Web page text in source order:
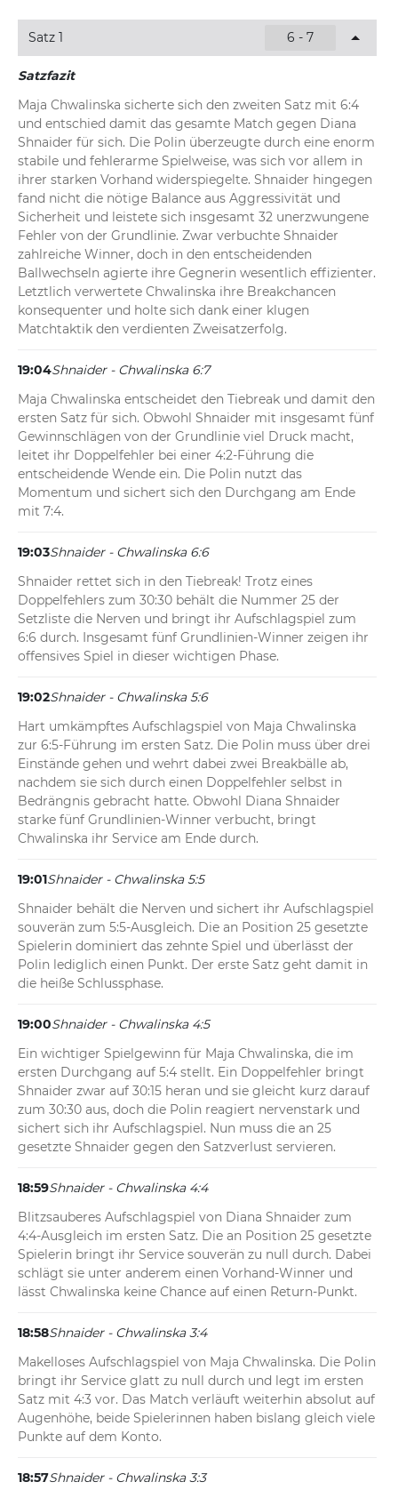
Aufschlag.
19:05Shnaider - Chwalinska 5:5
das Service ab und nutzt ihre Chance beim Stand von
15:40 souverän. Zwar hält die an Position 25 gesetzte
Aufschlägerin mit fünf Grundlinien-Winnern dagegen,
leistet sich jedoch auch drei unerzwungene
Rückhandfehler.
Satz 1 6 - 7
Satzfazit
Maja Chwalinska sicherte sich den zweiten Satz mit 6:4
und entschied damit das gesamte Match gegen Diana
Shnaider für sich. Die Polin überzeugte durch eine enorm
stabile und fehlerarme Spielweise, was sich vor allem in
ihrer starken Vorhand widerspiegelte. Shnaider hingegen
fand nicht die nötige Balance aus Aggressivität und
Sicherheit und leistete sich insgesamt 32 unerzwungene
Fehler von der Grundlinie. Zwar verbuchte Shnaider
zahlreiche Winner, doch in den entscheidenden
Ballwechseln agierte ihre Gegnerin wesentlich effizienter.
Letztlich verwertete Chwalinska ihre Breakchancen
konsequenter und holte sich dank einer klugen
Matchtaktik den verdienten Zweisatzerfolg.
19:04Shnaider - Chwalinska 6:7
Maja Chwalinska entscheidet den Tiebreak und damit den
ersten Satz für sich. Obwohl Shnaider mit insgesamt fünf
Gewinnschlägen von der Grundlinie viel Druck macht,
leitet ihr Doppelfehler bei einer 4:2-Führung die
entscheidende Wende ein. Die Polin nutzt das
Momentum und sichert sich den Durchgang am Ende
mit 7:4.
19:03Shnaider - Chwalinska 6:6
Shnaider rettet sich in den Tiebreak! Trotz eines
Doppelfehlers zum 30:30 behält die Nummer 25 der
Setzliste die Nerven und bringt ihr Aufschlagspiel zum
6:6 durch. Insgesamt fünf Grundlinien-Winner zeigen ihr
offensives Spiel in dieser wichtigen Phase.
19:02Shnaider - Chwalinska 5:6
Hart umkämpftes Aufschlagspiel von Maja Chwalinska
zur 6:5-Führung im ersten Satz. Die Polin muss über drei
Einstände gehen und wehrt dabei zwei Breakbälle ab,
nachdem sie sich durch einen Doppelfehler selbst in
Bedrängnis gebracht hatte. Obwohl Diana Shnaider
starke fünf Grundlinien-Winner verbucht, bringt
Chwalinska ihr Service am Ende durch.
19:01Shnaider - Chwalinska 5:5
Shnaider behält die Nerven und sichert ihr Aufschlagspiel
souverän zum 5:5-Ausgleich. Die an Position 25 gesetzte
Spielerin dominiert das zehnte Spiel und überlässt der
Polin lediglich einen Punkt. Der erste Satz geht damit in
die heiße Schlussphase.
19:00Shnaider - Chwalinska 4:5
Ein wichtiger Spielgewinn für Maja Chwalinska, die im
ersten Durchgang auf 5:4 stellt. Ein Doppelfehler bringt
Shnaider zwar auf 30:15 heran und sie gleicht kurz darauf
zum 30:30 aus, doch die Polin reagiert nervenstark und
sichert sich ihr Aufschlagspiel. Nun muss die an 25
gesetzte Shnaider gegen den Satzverlust servieren.
18:59Shnaider - Chwalinska 4:4
Blitzsauberes Aufschlagspiel von Diana Shnaider zum
4:4-Ausgleich im ersten Satz. Die an Position 25 gesetzte
Spielerin bringt ihr Service souverän zu null durch. Dabei
schlägt sie unter anderem einen Vorhand-Winner und
lässt Chwalinska keine Chance auf einen Return-Punkt.
18:58Shnaider - Chwalinska 3:4
Makelloses Aufschlagspiel von Maja Chwalinska. Die Polin
bringt ihr Service glatt zu null durch und legt im ersten
Satz mit 4:3 vor. Das Match verläuft weiterhin absolut auf
Augenhöhe, beide Spielerinnen haben bislang gleich viele
Punkte auf dem Konto.
18:57Shnaider - Chwalinska 3:3